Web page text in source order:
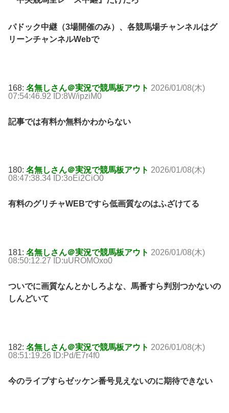
パドック中継（3場開催のみ）、各競馬場チャンネルはグ
リーンチャンネルWebで
168: 名無しさん＠実況で競馬板アウト 2026/01/08(木)
07:54:46.92 ID:8W/ipziM0
記事では有料か無料かわからない
180: 名無しさん＠実況で競馬板アウト 2026/01/08(木)
08:47:38.34 ID:3oEi2CiO0
有料のグリチャWEBですら低画質なのはふざけてる
181: 名無しさん＠実況で競馬板アウト 2026/01/08(木)
08:50:12.27 ID:uUROMOxo0
ついでに画質なんとかしろよな、馬番すら判別つかないの
しんどいて
182: 名無しさん＠実況で競馬板アウト 2026/01/08(木)
08:51:19.26 ID:Pd/E7r4f0
今のライブすらゼッケン番号見えないのに期待できない